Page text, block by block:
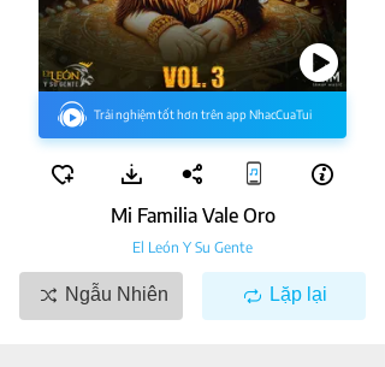
Trải nghiệm tốt hơn trên app NhacCuaTui
Mi Familia Vale Oro
El León Y Su Gente
Ngẫu Nhiên Lặp lại